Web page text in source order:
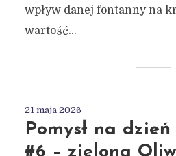
wpływ danej fontanny na
wartość...
21 maja 2026
Pomysł na